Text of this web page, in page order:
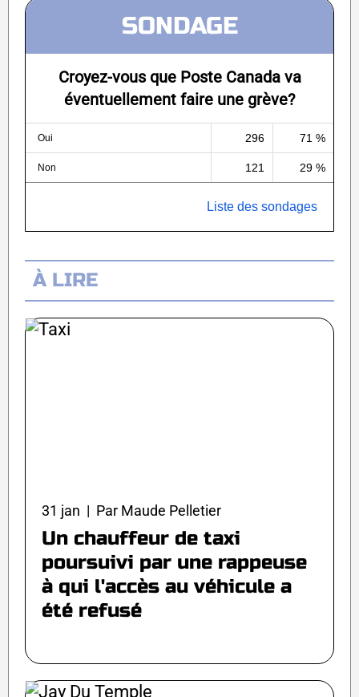
SONDAGE
Croyez-vous que Poste Canada va
éventuellement faire une grève?
Oui 296 71 %
Non 121 29 %
Liste des sondages
À LIRE
31 jan | Par Maude Pelletier
Un chauffeur de taxi
poursuivi par une rappeuse
à qui l'accès au véhicule a
été refusé